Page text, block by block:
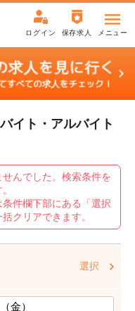
ログイン 保存求人 メニュー
バイト・アルバイト
んでした。検索条件を
件欄下部にある「選択
クリアできます。
選択